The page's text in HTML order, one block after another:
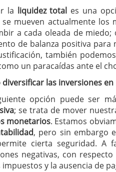
la liquidez total es una
se mueven actualmente los
a cada oleada de
de balanza positiva para
también
un paracaídas ante el
diversificar las inversiones en
opción puede ser
; se trata de mover
monetarios. Estamos
, pero sin embargo
cierta seguridad. A
negativas, con
impuestos y la ausencia de